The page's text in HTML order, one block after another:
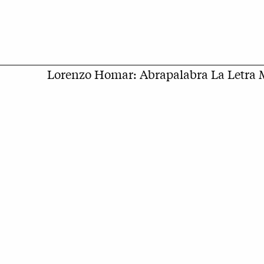
Lorenzo Homar: Abrapalabra La Letra